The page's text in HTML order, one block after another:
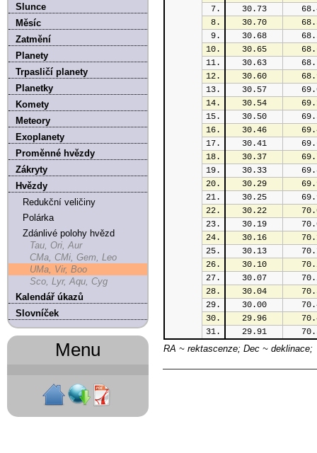
Slunce
Měsíc
Zatmění
Planety
Trpasličí planety
Planetky
Komety
Meteory
Exoplanety
Proměnné hvězdy
Zákryty
Hvězdy
Redukční veličiny
Polárka
Zdánlivé polohy hvězd
Tau, Ori, Aur
CMa, CMi, Gem, Leo
UMa, Vir, Boo
Sco, Lyr, Aqu, Cyg
Kalendář úkazů
Slovníček
Menu
7.
30.73
8.
30.70
9.
30.68
10.
30.65
11.
30.63
12.
30.60
13.
30.57
14.
30.54
15.
30.50
16.
30.46
17.
30.41
18.
30.37
19.
30.33
20.
30.29
21.
30.25
22.
30.22
23.
30.19
24.
30.16
25.
30.13
26.
30.10
27.
30.07
28.
30.04
29.
30.00
30.
29.96
31.
29.91
RA ~ rektascenze; Dec ~ deklinace;